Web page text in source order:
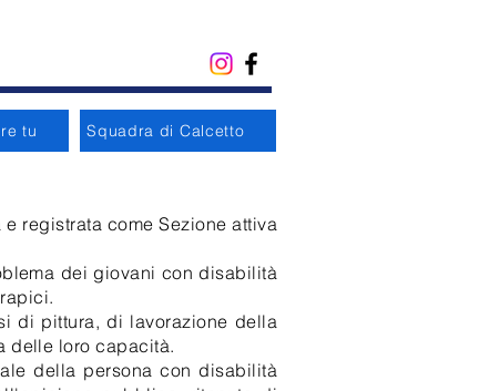
tu Squadra di Calcetto
registrata come Sezione attiva
dei giovani con disabilità
di pittura, di lavorazione della
delle loro capacità.
della persona con disabilità